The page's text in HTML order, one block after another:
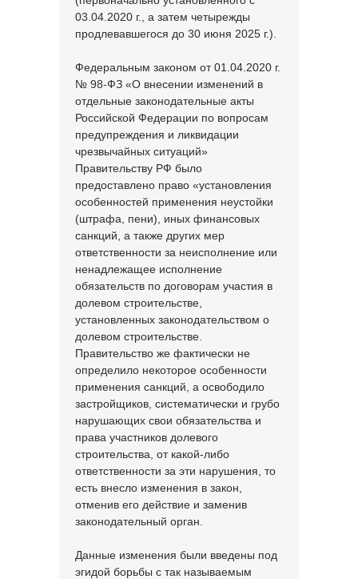
03.04.2020 г., а затем четырежды
продлевавшегося до 30 июня 2025 г.).
Федеральным законом от 01.04.2020 г.
№ 98-ФЗ «О внесении изменений в
отдельные законодательные акты
Российской Федерации по вопросам
предупреждения и ликвидации
чрезвычайных ситуаций»
Правительству РФ было
предоставлено право «установления
особенностей применения неустойки
(штрафа, пени), иных финансовых
санкций, а также других мер
ответственности за неисполнение или
ненадлежащее исполнение
обязательств по договорам участия в
долевом строительстве,
установленных законодательством о
долевом строительстве.
Правительство же фактически не
определило некоторое особенности
применения санкций, а освободило
застройщиков, систематически и грубо
нарушающих свои обязательства и
права участников долевого
строительства, от какой-либо
ответственности за эти нарушения, то
есть внесло изменения в закон,
отменив его действие и заменив
законодательный орган.
Данные изменения были введены под
эгидой борьбы с так называемым